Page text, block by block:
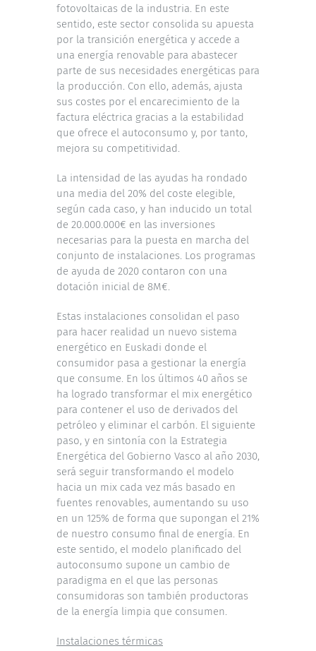
fotovoltaicas de la industria. En este
sentido, este sector consolida su apuesta
por la transición energética y accede a
una energía renovable para abastecer
parte de sus necesidades energéticas para
la producción. Con ello, además, ajusta
sus costes por el encarecimiento de la
factura eléctrica gracias a la estabilidad
que ofrece el autoconsumo y, por tanto,
mejora su competitividad.
La intensidad de las ayudas ha rondado
una media del 20% del coste elegible,
según cada caso, y han inducido un total
de 20.000.000€ en las inversiones
necesarias para la puesta en marcha del
conjunto de instalaciones. Los programas
de ayuda de 2020 contaron con una
dotación inicial de 8M€.
Estas instalaciones consolidan el paso
para hacer realidad un nuevo sistema
energético en Euskadi donde el
consumidor pasa a gestionar la energía
que consume. En los últimos 40 años se
ha logrado transformar el mix energético
para contener el uso de derivados del
petróleo y eliminar el carbón. El siguiente
paso, y en sintonía con la Estrategia
Energética del Gobierno Vasco al año 2030,
será seguir transformando el modelo
hacia un mix cada vez más basado en
fuentes renovables, aumentando su uso
en un 125% de forma que supongan el 21%
de nuestro consumo final de energía. En
este sentido, el modelo planificado del
autoconsumo supone un cambio de
paradigma en el que las personas
consumidoras son también productoras
de la energía limpia que consumen.
Instalaciones térmicas